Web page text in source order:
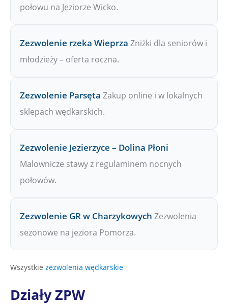
połowu na Jeziorze Wicko.
Zezwolenie rzeka Wieprza Zniżki dla seniorów i
młodzieży – oferta roczna.
Zezwolenie Parsęta Zakup online i w lokalnych
sklepach wędkarskich.
Zezwolenie Jezierzyce – Dolina Płoni
Malownicze stawy z regulaminem nocnych
połowów.
Zezwolenie GR w Charzykowych Zezwolenia
sezonowe na jeziora Pomorza.
Wszystkie zezwolenia wędkarskie
Działy ZPW